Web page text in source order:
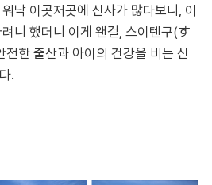
낙 이곳저곳에 신사가 많다보니, 이
니 했더니 이게 왠걸, 스이텐구(す
한 출산과 아이의 건강을 비는 신
.